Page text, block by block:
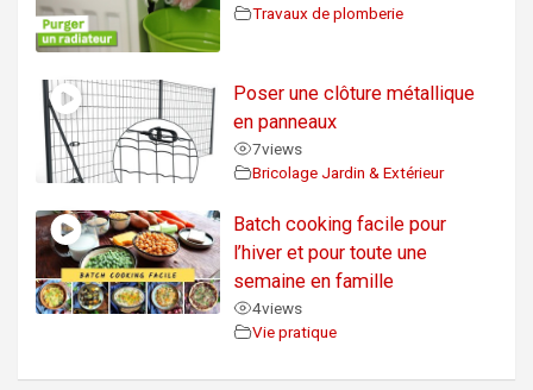
Travaux de plomberie
Poser une clôture métallique
en panneaux
7views
Bricolage Jardin & Extérieur
Batch cooking facile pour
l’hiver et pour toute une
semaine en famille
4views
Vie pratique